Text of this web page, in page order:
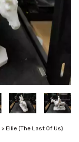
> Ellie (The Last Of Us)